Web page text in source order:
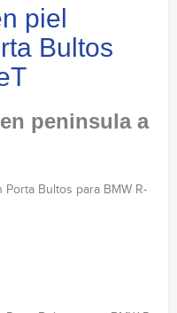
piel
Bultos
peninsula a
Bultos para BMW R-